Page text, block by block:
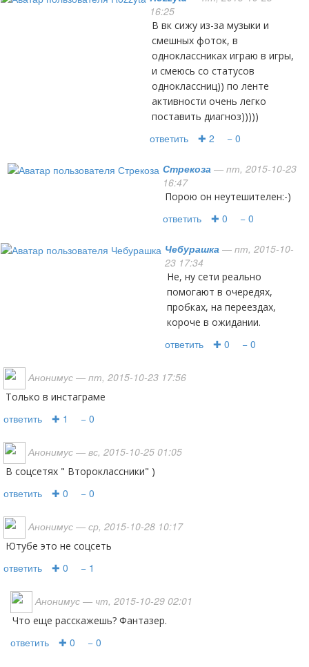
16:25
в вк сижу из-за музыки и
смешных фоток, в
одноклассниках играю в игры,
и смеюсь со статусов
одноклассниц)) по ленте
активности очень легко
поставить диагноз)))))
ответить ✚ 2 − 0
Стрекоза — пт, 2015-10-23
16:47
Порою он неутешителен:-)
ответить ✚ 0 − 0
Чебурашка — пт, 2015-10-
23 17:34
Не, ну сети реально
помогают в очередях,
пробках, на переездах,
короче в ожидании.
ответить ✚ 0 − 0
Анонимус — пт, 2015-10-23 17:56
только в инстаграме
ответить ✚ 1 − 0
Анонимус — вс, 2015-10-25 01:05
В соцсетях " Второклассники" )
ответить ✚ 0 − 0
Анонимус — ср, 2015-10-28 10:17
Ютубе это не соцсеть
ответить ✚ 0 − 1
Анонимус — чт, 2015-10-29 02:01
Что еще расскажешь? Фантазер.
ответить ✚ 0 − 0